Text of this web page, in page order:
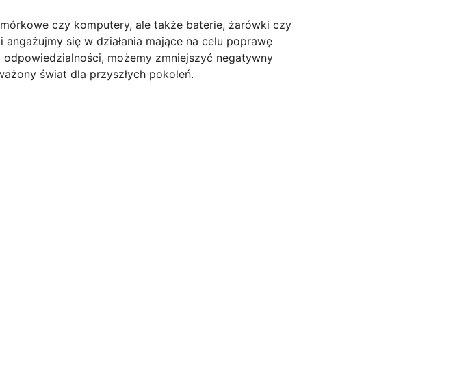
czy komputery, ale także baterie, żarówki czy
się w działania mające na celu poprawę
możemy zmniejszyć negatywny
świat dla przyszłych pokoleń.